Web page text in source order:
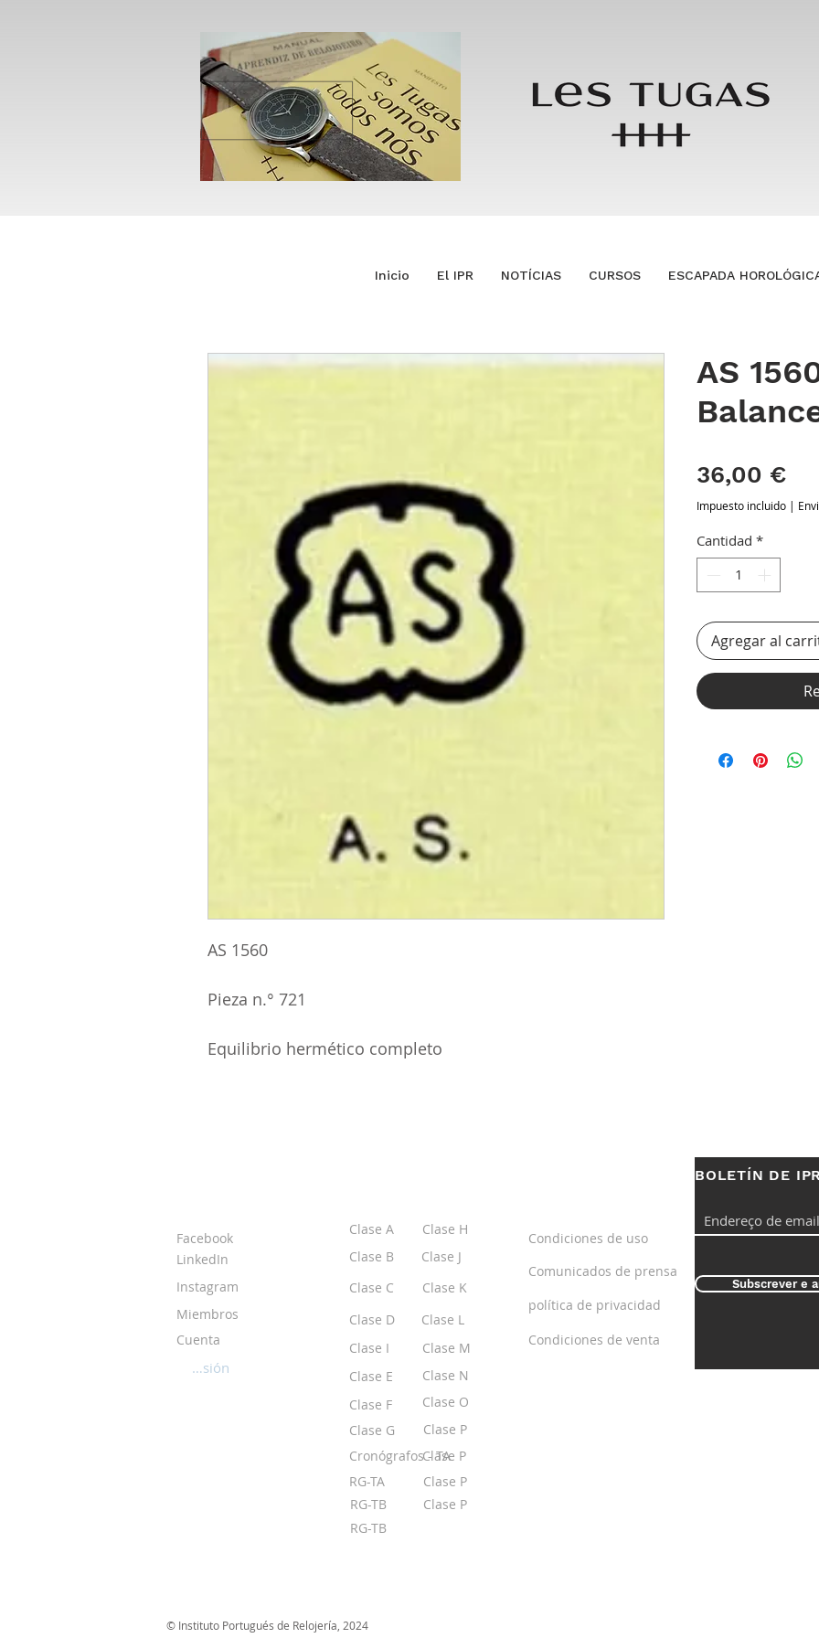
Inicio El IPR NOTÍCIAS CURSOS ESCAPADA
AS 1560
Pieza n.° 721
Equilibrio hermético completo
AS
36,00 €
Impuesto incluido |
Cantidad *
Agregar al
Facebook
LinkedIn
Instagram
Miembros
Cuenta
Iniciar sesión
Clase A
Clase H
Clase B
Clase J
Clase C
Clase K
Clase D
Clase L
Clase I
Clase M
Clase E
Clase F
Clase G
Clase P
Cronógrafos - TA
RG-TA
RG-TB
RG-TB
Condiciones de uso
Comunicados de prensa
política de privacidad
Condiciones de venta
BOLETÍN DE
Subscrever e
Clase N
Clase O
Clase P
Clase P
Clase P
© Instituto Portugués de Relojería, 2024